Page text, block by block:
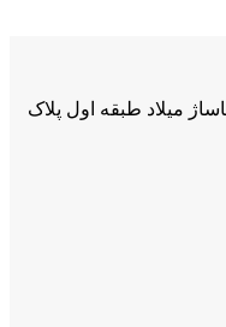
راه آهن پاساژ میلاد طبقه اول پلاک